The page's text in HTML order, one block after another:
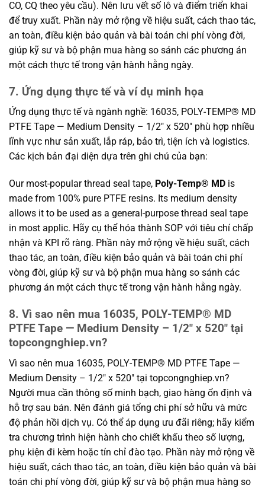
CO, CQ theo yêu cầu). Nên lưu vết số lô và điểm triển khai
để truy xuất. Phần này mở rộng về hiệu suất, cách thao tác,
an toàn, điều kiện bảo quản và bài toán chi phí vòng đời,
giúp kỹ sư và bộ phận mua hàng so sánh các phương án
một cách thực tế trong vận hành hằng ngày.
7. Ứng dụng thực tế và ví dụ minh họa
Ứng dụng thực tế và ngành nghề: 16035, POLY-TEMP® MD
PTFE Tape — Medium Density – 1/2″ x 520″ phù hợp nhiều
lĩnh vực như sản xuất, lắp ráp, bảo trì, tiện ích và logistics.
Các kịch bản đại diện dựa trên ghi chú của bạn:
Our most-popular thread seal tape, Poly-Temp® MD is
made from 100% pure PTFE resins. Its medium density
allows it to be used as a general-purpose thread seal tape
in most applic. Hãy cụ thể hóa thành SOP với tiêu chí chấp
nhận và KPI rõ ràng. Phần này mở rộng về hiệu suất, cách
thao tác, an toàn, điều kiện bảo quản và bài toán chi phí
vòng đời, giúp kỹ sư và bộ phận mua hàng so sánh các
phương án một cách thực tế trong vận hành hằng ngày.
8. Vì sao nên mua 16035, POLY-TEMP® MD
PTFE Tape — Medium Density – 1/2″ x 520″ tại
topcongnghiep.vn?
Vì sao nên mua 16035, POLY-TEMP® MD PTFE Tape —
Medium Density – 1/2″ x 520″ tại topcongnghiep.vn?
Người mua cần thông số minh bạch, giao hàng ổn định và
hỗ trợ sau bán. Nên đánh giá tổng chi phí sở hữu và mức
độ phản hồi dịch vụ. Có thể áp dụng ưu đãi riêng; hãy kiểm
tra chương trình hiện hành cho chiết khấu theo số lượng,
phụ kiện đi kèm hoặc tín chỉ đào tạo. Phần này mở rộng về
hiệu suất, cách thao tác, an toàn, điều kiện bảo quản và bài
toán chi phí vòng đời, giúp kỹ sư và bộ phận mua hàng so